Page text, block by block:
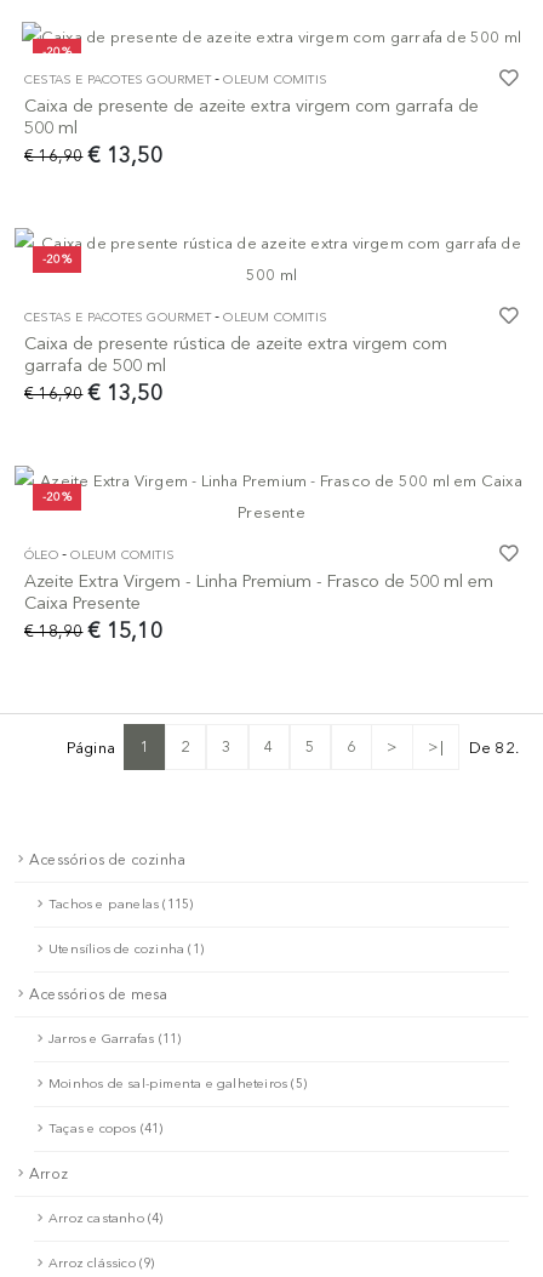
Acessórios de cozinha
Tachos e panelas (115)
Utensílios de cozinha (1)
Acessórios de mesa
Jarros e Garrafas (11)
Moinhos de sal-pimenta e galheteiros (5)
Taças e copos (41)
Arroz
Arroz castanho (4)
Arroz clássico (9)
-20%
CESTAS E PACOTES GOURMET-OLEUM COMITIS
Caixa de presente de azeite extra virgem com garrafa de
500 ml
€ 13,50
€ 16,90
-20%
CESTAS E PACOTES GOURMET-OLEUM COMITIS
Caixa de presente rústica de azeite extra virgem com
garrafa de 500 ml
€ 13,50
€ 16,90
-20%
ÓLEO-OLEUM COMITIS
Azeite Extra Virgem - Linha Premium - Frasco de 500 ml em
Caixa Presente
€ 15,10
€ 18,90
Página 1 2 3 4 5 6 > >| De 82.